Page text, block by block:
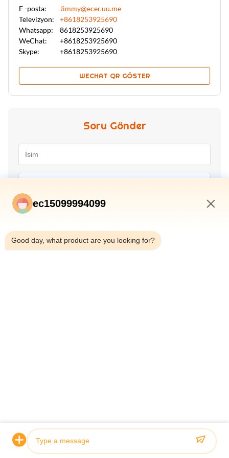
E -posta:
Jimmy@ecer.uu.me
Televizyon:
+8618253925690
Whatsapp:
8618253925690
WeChat:
+8618253925690
Skype:
+8618253925690
WECHAT QR GÖSTER
Soru Gönder
© 2026 Jiangsu Sunny Wall Materials Co., Ltd. All Rights Reserved.
ec15099994099
Good day, what product are you looking for?